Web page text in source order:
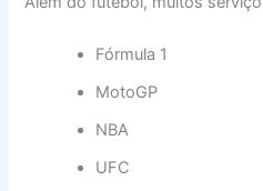
Fórmula 1
MotoGP
NBA
UFC